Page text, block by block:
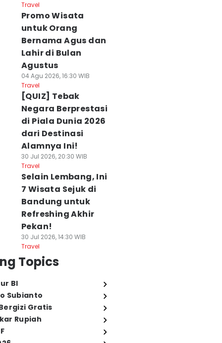
Travel
Promo Wisata
untuk Orang
Bernama Agus dan
Lahir di Bulan
Agustus
04 Agu 2026, 16:30 WIB
Travel
[QUIZ] Tebak
Negara Berprestasi
di Piala Dunia 2026
dari Destinasi
Alamnya Ini!
30 Jul 2026, 20:30 WIB
Travel
Selain Lembang, Ini
7 Wisata Sejuk di
Bandung untuk
Refreshing Akhir
Pekan!
30 Jul 2026, 14:30 WIB
Travel
Topics
BI
Subianto
Gratis
Rupiah